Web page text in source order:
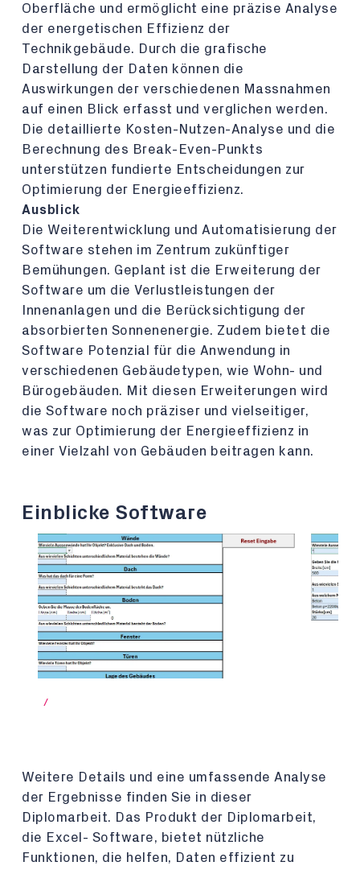
Oberfläche und ermöglicht eine präzise Analyse
der energetischen Effizienz der
Technikgebäude. Durch die grafische
Darstellung der Daten können die
Auswirkungen der verschiedenen Massnahmen
auf einen Blick erfasst und verglichen werden.
Die detaillierte Kosten-Nutzen-Analyse und die
Berechnung des Break-Even-Punkts
unterstützen fundierte Entscheidungen zur
Optimierung der Energieeffizienz.
Ausblick
Die Weiterentwicklung und Automatisierung der
Software stehen im Zentrum zukünftiger
Bemühungen. Geplant ist die Erweiterung der
Software um die Verlustleistungen der
Innenanlagen und die Berücksichtigung der
absorbierten Sonnenenergie. Zudem bietet die
Software Potenzial für die Anwendung in
verschiedenen Gebäudetypen, wie Wohn- und
Bürogebäuden. Mit diesen Erweiterungen wird
die Software noch präziser und vielseitiger,
was zur Optimierung der Energieeffizienz in
einer Vielzahl von Gebäuden beitragen kann.
Einblicke Software
/
Weitere Details und eine umfassende Analyse
der Ergebnisse finden Sie in dieser
Diplomarbeit. Das Produkt der Diplomarbeit,
die Excel- Software, bietet nützliche
Funktionen, die helfen, Daten effizient zu